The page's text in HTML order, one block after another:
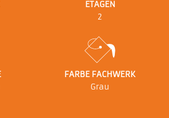
ETAGEN
2
FARBE FACHWERK
Grau